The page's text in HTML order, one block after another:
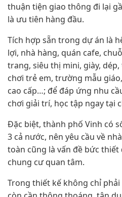
thuận tiện giao thông đi lại
là ưu tiên hàng đầu.
Tích hợp sẵn trong dự án là
lợi, nhà hàng, quán cafe,
trang, siêu thị mini, giày,
chơi trẻ em, trường mẫu
cao cấp…; để đáp ứng nhu
chơi giải trí, học tập ngay tại
Đặc biệt, thành phố Vinh có
3 cả nước, nên yêu cầu về
toàn cũng là vấn đề bức
chung cư quan tâm.
Trong thiết kế không chỉ